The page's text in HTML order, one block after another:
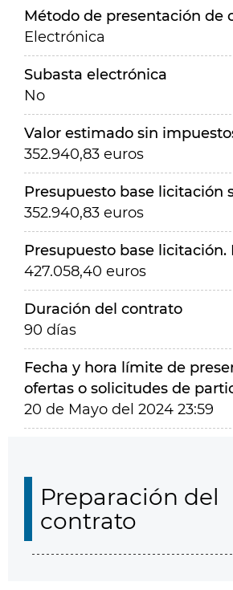
Método de presentación de
Electrónica
Subasta electrónica
No
Valor estimado sin
352.940,83 euros
Presupuesto base licitación
352.940,83 euros
Presupuesto base licitación.
427.058,40 euros
Duración del contrato
90 días
Fecha y hora límite de
ofertas o solicitudes de
20 de Mayo del 2024 23:59
Preparación del
contrato